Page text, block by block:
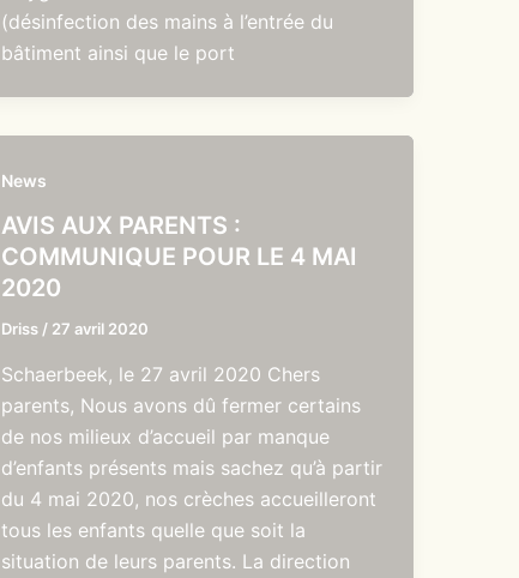
(désinfection des mains à l’entrée du
bâtiment ainsi que le port
News
AVIS AUX PARENTS :
COMMUNIQUE POUR LE 4 MAI
2020
Driss / 27 avril 2020
Schaerbeek, le 27 avril 2020 Chers
parents, Nous avons dû fermer certains
de nos milieux d’accueil par manque
d’enfants présents mais sachez qu’à partir
du 4 mai 2020, nos crèches accueilleront
tous les enfants quelle que soit la
situation de leurs parents. La direction